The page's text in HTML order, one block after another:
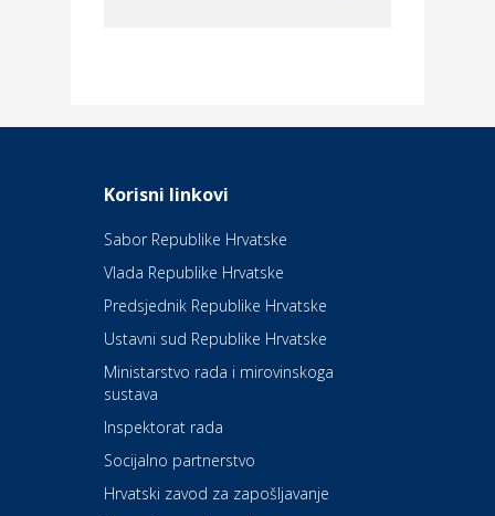
Daruvarske toplice – ljekovita
Kultura i edukacija
Kazalište Kerempuh
Kultura i edukacija
Kazalište ZKM
Auto-moto i tehnika
Korisni linkovi
Sabor Republike Hrvatske
Vlada Republike Hrvatske
Predsjednik Republike Hrvatske
Ustavni sud Republike Hrvatske
Ministarstvo rada i mirovinskoga
sustava
Inspektorat rada
Socijalno partnerstvo
Hrvatski zavod za zapošljavanje